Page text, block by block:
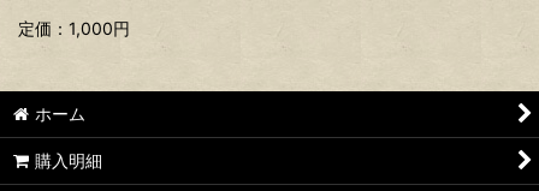
定価：1,000円
ホーム
購入明細